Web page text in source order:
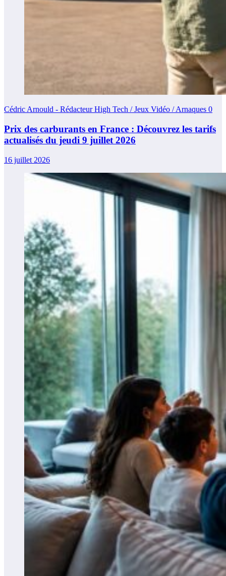
Cédric Arnould - Rédacteur High Tech / Jeux Vidéo / Arnaques 0
Prix des carburants en France : Découvrez les tarifs
actualisés du jeudi 9 juillet 2026
16 juillet 2026